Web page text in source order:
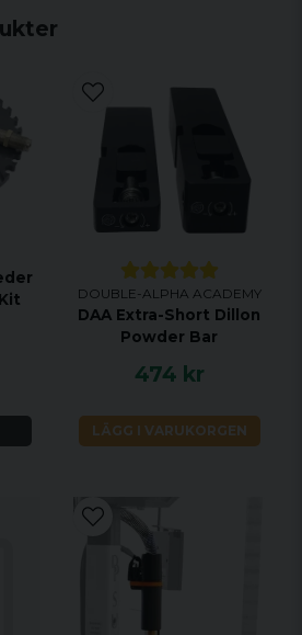
DOUBLE-ALPHA ACADEMY
DAA Extra-Short Dillon
Powder Bar
474 kr
LÄGG I VARUKORGEN
om 5 st.